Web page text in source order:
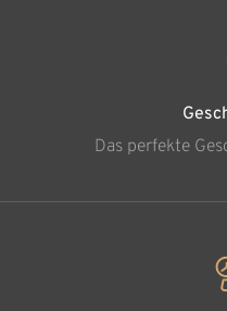
Das perfekte